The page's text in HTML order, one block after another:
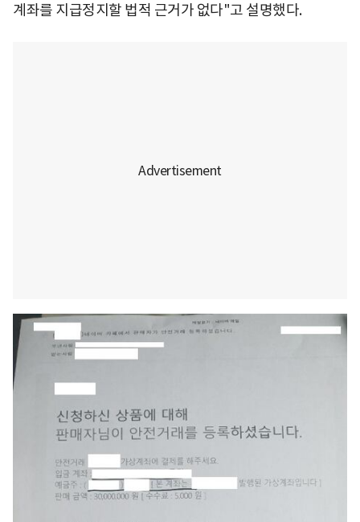
계좌를 지급정지할 법적 근거가 없다"고 설명했다.